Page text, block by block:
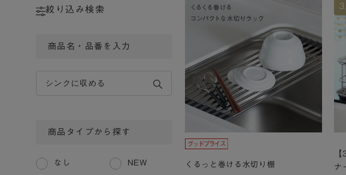
絞り込み検索
商品名・品番を入力
商品タイプから探す
なし NEW くるっと巻ける水切り棚
ナ